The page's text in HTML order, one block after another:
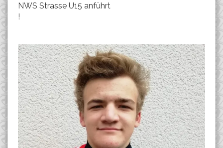
NWS Strasse U15 anführt
!